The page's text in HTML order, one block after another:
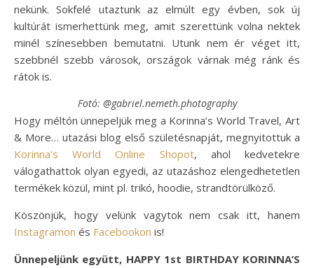
nekünk. Sokfelé utaztunk az elmúlt egy évben, sok új
kultúrát ismerhettünk meg, amit szerettünk volna nektek
minél színesebben bemutatni. Utunk nem ér véget itt,
szebbnél szebb városok, országok várnak még ránk és
rátok is.
Fotó: @gabriel.nemeth.photography
Hogy méltón ünnepeljük meg a Korinna’s World Travel, Art
& More… utazási blog első születésnapját, megnyitottuk a
Korinna’s World Online Shopot, ahol kedvetekre
válogathattok olyan egyedi, az utazáshoz elengedhetetlen
termékek közül, mint pl. trikó, hoodie, strandtörülköző.
Köszönjük, hogy velünk vagytok nem csak itt, hanem
Instagramon és Facebookon is!
Ünnepeljünk együtt, HAPPY 1st BIRTHDAY KORINNA’S